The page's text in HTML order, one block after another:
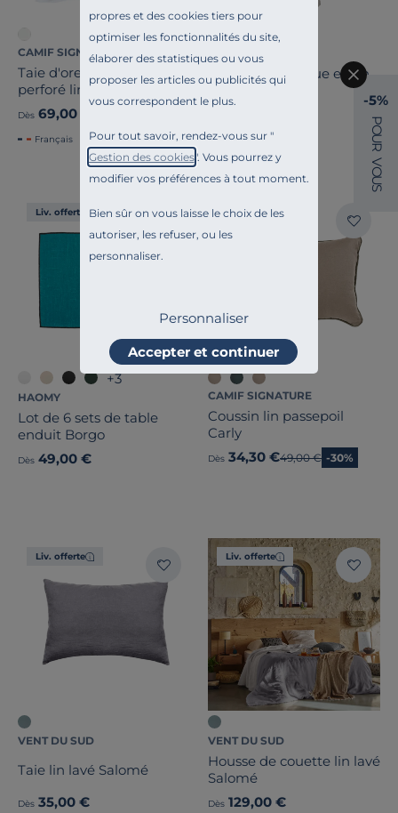
propres et des cookies tiers pour
optimiser les fonctionnalités du site,
élaborer des statistiques ou vous
proposer les articles ou publicités qui
vous correspondent le plus.
Pour tout savoir, rendez-vous sur "
Gestion des cookies". Vous pourrez y
modifier vos préférences à tout moment.
Bien sûr on vous laisse le choix de les
autoriser, les refuser, ou les
personnaliser.
Personnaliser
Accepter et continuer
CAMIF SIGNATURE
Taie d'oreiller volant
perforé lin Suzette
Dès 69,00 €
Français
MOONDREAM
Rideau thermique en lin
Colin
Liv. offerte
+3
HAOMY
Lot de 6 sets de table
enduit Borgo
Dès 49,00 €
Liv. offerte
CAMIF SIGNATURE
Coussin lin passepoil
Carly
Dès 34,30 €Ancien prix
49,00 € -30%
Liv. offerte
VENT DU SUD
Taie lin lavé Salomé
Dès 35,00 €
Liv. offerte
VENT DU SUD
Housse de couette lin lavé
Salomé
Dès 129,00 €
-5%
P
O
U
R
V
O
U
S